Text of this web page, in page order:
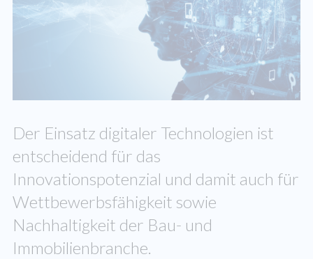
Der Einsatz digitaler Technologien ist
entscheidend für das
Innovationspotenzial und damit auch für
Wettbewerbsfähigkeit sowie
Nachhaltigkeit der Bau- und
Immobilienbranche.